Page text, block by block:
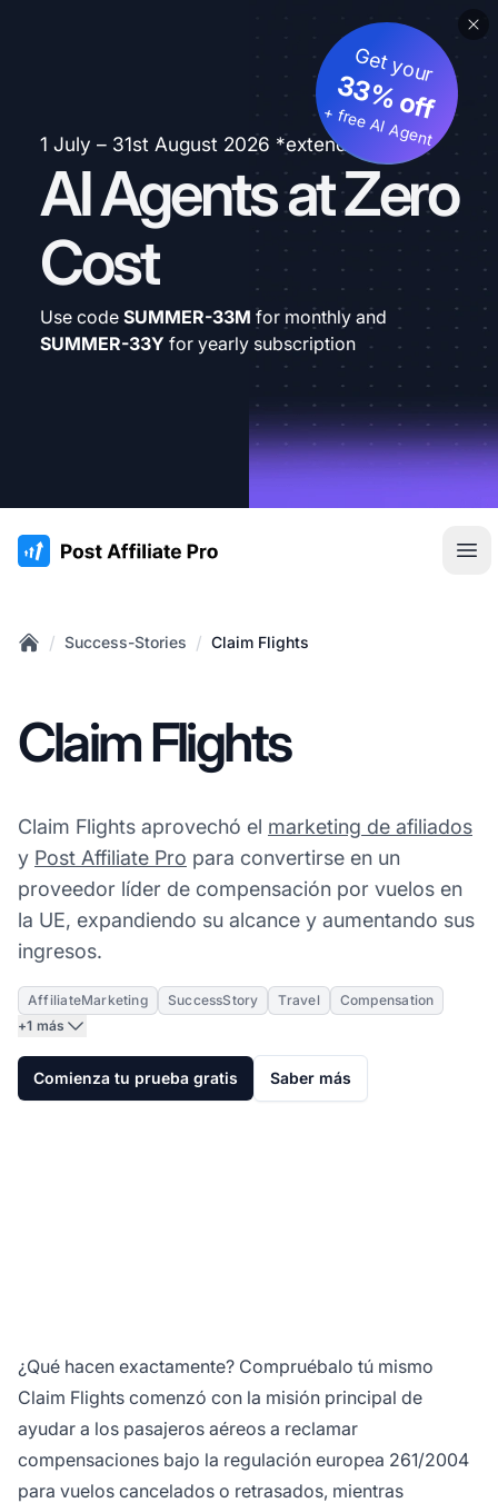
1 July – 31st August 2026 *extended
AI Agents at Zero
Cost
Get your
33% off
+ free AI Agent
Use code SUMMER-33M for monthly and
SUMMER-33Y for yearly subscription
:site.title
/ Success-Stories / Claim Flights
Claim Flights
Claim Flights aprovechó el marketing de afiliados
y Post Affiliate Pro para convertirse en un
proveedor líder de compensación por vuelos en
la UE, expandiendo su alcance y aumentando sus
ingresos.
AffiliateMarketing SuccessStory Travel
Compensation
+1 más
Comienza tu prueba gratis Saber más
¿Qué hacen exactamente? Compruébalo tú mismo
Claim Flights comenzó con la misión principal de
ayudar a los pasajeros aéreos a reclamar
compensaciones bajo la regulación europea 261/2004
para vuelos cancelados o retrasados, mientras